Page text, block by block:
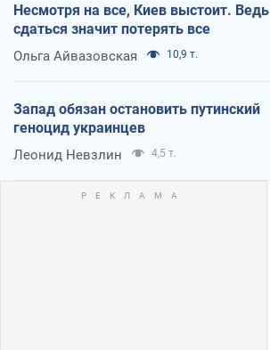
Несмотря на все, Киев выстоит. Ведь
сдаться значит потерять все
Ольга Айвазовская 10,9 т.
Запад обязан остановить путинский
геноцид украинцев
Леонид Невзлин 4,5 т.